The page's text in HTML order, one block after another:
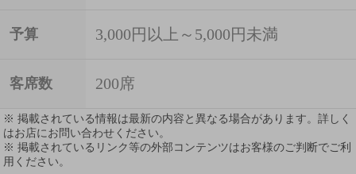
予算 3,000円以上～5,000円未満
客席数 200席
※ 掲載されている情報は最新の内容と異なる場合があります。詳しく
はお店にお問い合わせください。
※ 掲載されているリンク等の外部コンテンツはお客様のご判断でご利
用ください。